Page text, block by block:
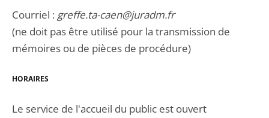
Courriel : greffe.ta-caen@juradm.fr
(ne doit pas être utilisé pour la transmission de
mémoires ou de pièces de procédure)
HORAIRES
Le service de l'accueil du public est ouvert